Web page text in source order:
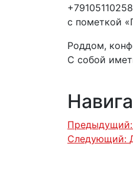
с пометкой
Роддом,
С собой
Предыдущий:
Следующий: